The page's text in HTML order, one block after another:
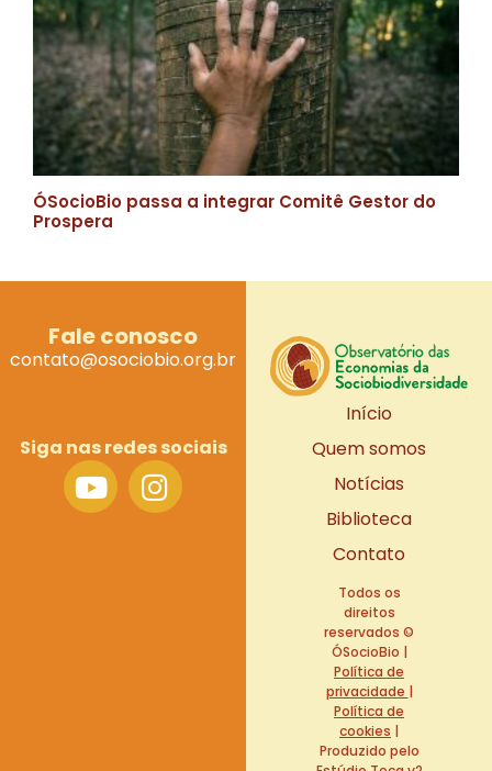
ÓSocioBio passa a integrar Comitê Gestor do
Prospera
Início
Quem somos
Notícias
Biblioteca
Contato
Todos os
direitos
reservados ©
ÓSocioBio |
Política de
privacidade |
Política de
cookies |
Produzido pelo
Fale conosco
contato@osociobio.org.br
Siga nas redes sociais